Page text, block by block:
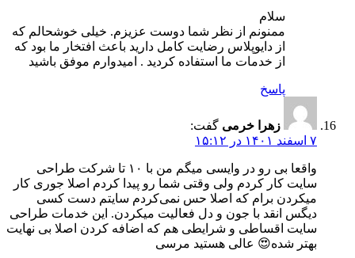
سلام
ممنونم از نظر شما دوست عزیزم. خیلی خوشحالم که
از دایوپلاس رضایت کامل دارید باعث افتخار ما بود که
از خدمات ما استفاده کردید . امیدوارم موفق باشید
پاسخ
زهرا خرمی گفت:
۷ اسفند ۱۴۰۱ در ۱۵:۱۲
واقعا بی رو در وایسی میگم من با ۱۰ تا شرکت طراحی
سایت کار کردم ولی وقتی شما رو پیدا کردم اصلا جوری کار
میکردن برام که اصلا حس نمی‌کردم سایتم دست کسی
دیگس انقد با جون و دل فعالیت میکردن. این خدمات طراحی
سایت اقساطی و شرایطی هم که اضافه کردن اصلا بی نهایت
بهتر شده😍 عالی هستید مرسی